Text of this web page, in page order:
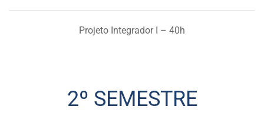
Projeto Integrador I – 40h
2º SEMESTRE